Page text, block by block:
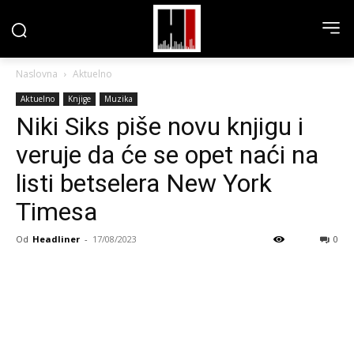
Naslovna Aktuelno
Aktuelno Knjige Muzika
Niki Siks piše novu knjigu i
veruje da će se opet naći na
listi betselera New York
Timesa
Od Headliner - 17/08/2023 0